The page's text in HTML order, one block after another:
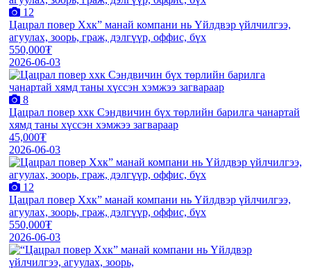
12
Цацрал повер Ххк” манай компани нь Үйлдвэр үйлчилгээ,
агуулах, зоорь, граж, дэлгүүр, оффис, бүх
550,000₮
2026-06-03
8
Цацрал повер ххк Сэндвичин бүх төрлийн барилга чанартай
хямд таны хүссэн хэмжээ загвараар
45,000₮
2026-06-03
12
Цацрал повер Ххк” манай компани нь Үйлдвэр үйлчилгээ,
агуулах, зоорь, граж, дэлгүүр, оффис, бүх
550,000₮
2026-06-03